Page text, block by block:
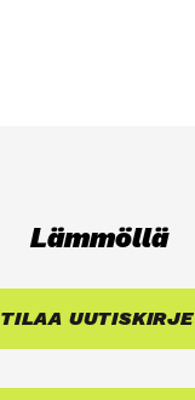
Läm­möl­lä
TILAA UUTIS­KIR­JE